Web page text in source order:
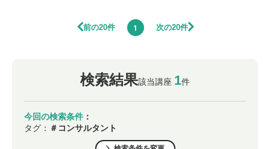
前の20件 1 次の20件
検索結果該当講座 1件
今回の検索条件 ：
タグ： ＃コンサルタント